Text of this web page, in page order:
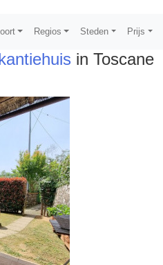
Regios Steden Prijs
in Toscane